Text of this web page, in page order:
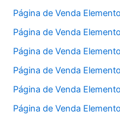
Página de Venda
Página de Venda
Página de Venda
Página de Venda
Página de Venda
Página de Venda